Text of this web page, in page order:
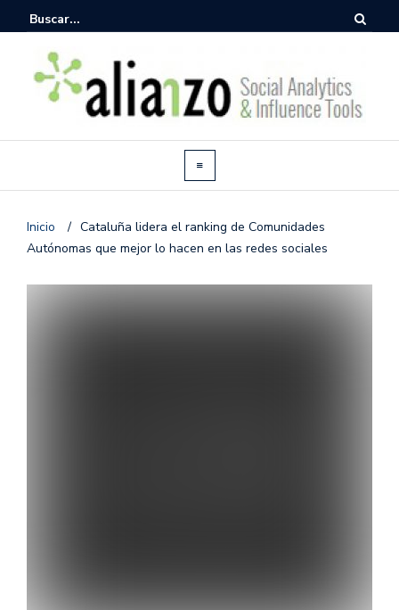
Inicio / Cataluña lidera el ranking de Comunidades
Autónomas que mejor lo hacen en las redes sociales